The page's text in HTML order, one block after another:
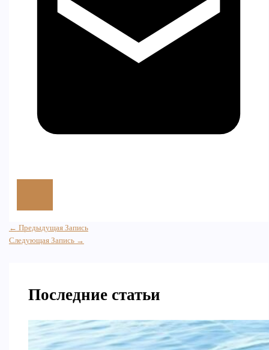
← Предыдущая Запись
Следующая Запись →
Последние статьи